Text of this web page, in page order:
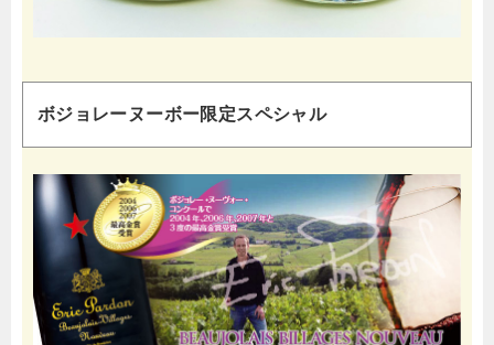
ボジョレーヌーボー限定スペシャル